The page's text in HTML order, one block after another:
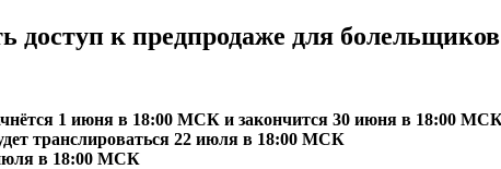
доступ к предпродаже для болельщиков
1 июня в 18:00 МСК и закончится 30 июня в 18:00
транслироваться 22 июля в 18:00 МСК
в 18:00 МСК